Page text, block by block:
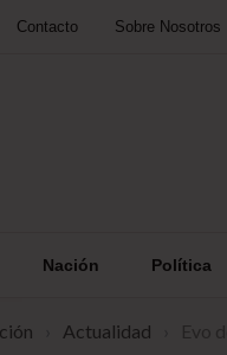
Contacto Sobre Nosotros
Nación Política
Actualidad